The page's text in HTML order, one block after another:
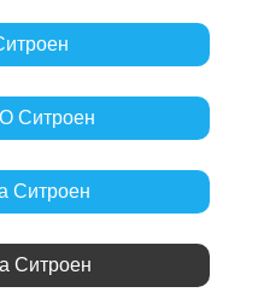
Ситроен
Ситроен
Ситроен